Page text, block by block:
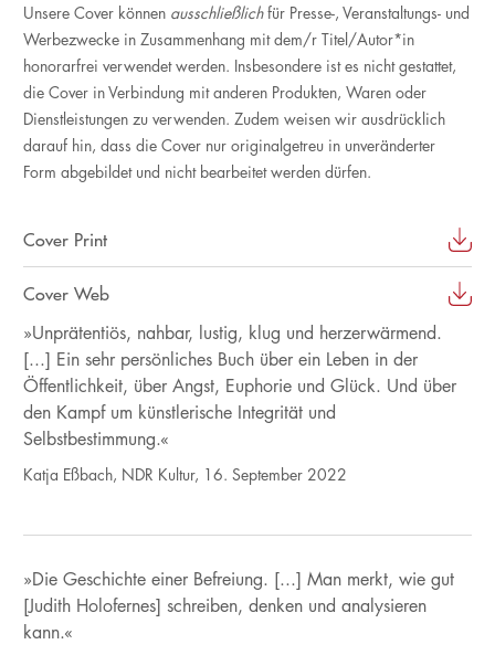
Unsere Cover können ausschließlichfür Presse-, Veranstaltungs- und
Werbezwecke in Zusammenhang mit dem/r Titel/Autor*in
honorarfrei verwendet werden. Insbesondere ist es nicht gestattet,
die Cover in Verbindung mit anderen Produkten, Waren oder
Dienstleistungen zu verwenden. Zudem weisen wir ausdrücklich
darauf hin, dass die Cover nur originalgetreu in unveränderter
Form abgebildet und nicht bearbeitet werden dürfen.
Cover Print
Cover Web
»Unprätentiös, nahbar, lustig, klug und herzerwärmend.
[...] Ein sehr persönliches Buch über ein Leben in der
Öffentlichkeit, über Angst, Euphorie und Glück. Und über
den Kampf um künstlerische Integrität und
Selbstbestimmung.«
Katja Eßbach, NDR Kultur, 16. September 2022
»Die Geschichte einer Befreiung. [...] Man merkt, wie gut
[Judith Holofernes] schreiben, denken und analysieren
kann.«